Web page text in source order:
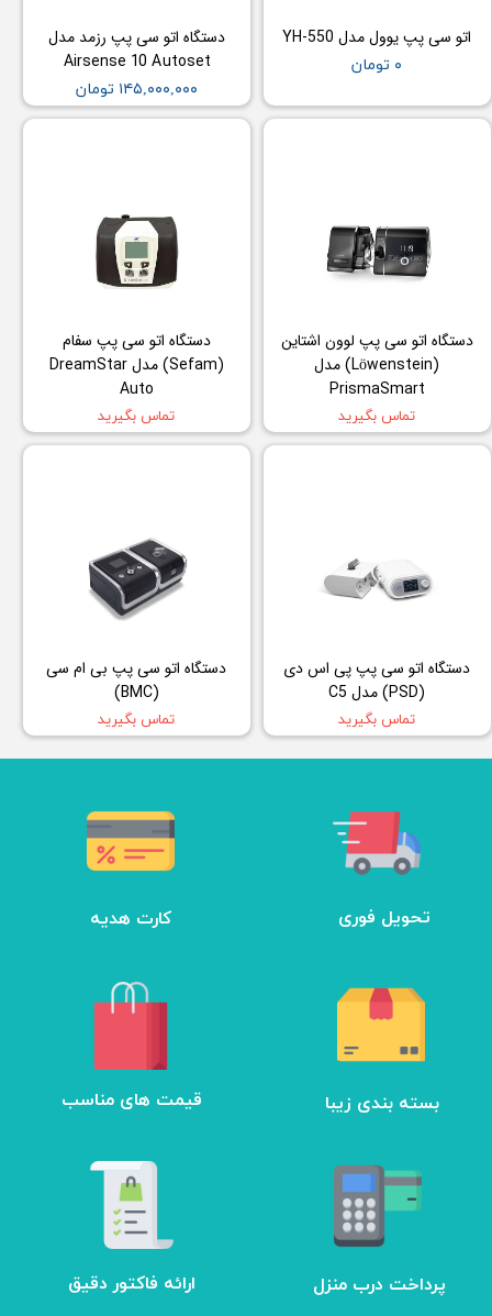
اتو سی پپ یوول مدل YH-550
۰ تومان
دستگاه اتو سی پپ رزمد مدل
Airsense 10 Autoset
۱۴۵,۰۰۰,۰۰۰ تومان
دستگاه اتو سی پپ لوون اشتاین
(Löwenstein) مدل
PrismaSmart
تماس بگیرید
دستگاه اتو سی پپ سفام
(Sefam) مدل DreamStar
Auto
تماس بگیرید
دستگاه اتو سی پپ پی اس دی
(PSD) مدل C5
تماس بگیرید
دستگاه اتو سی پپ بی ام سی
(BMC)
تماس بگیرید
تحویل فوری کارت هدیه
​قیمت های مناسب بسته بندی زیبا
ارائه فاکتور دقیق پرداخت درب منزل